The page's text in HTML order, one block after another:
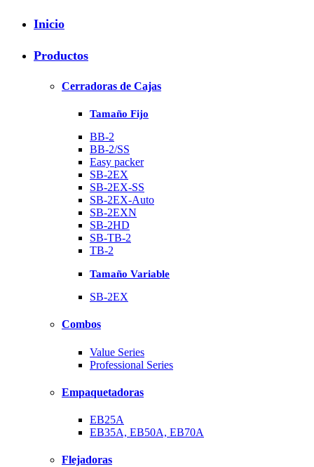
Inicio
Productos
Cerradoras de Cajas
Tamaño Fijo
BB-2
BB-2/SS
Easy packer
SB-2EX
SB-2EX-SS
SB-2EX-Auto
SB-2EXN
SB-2HD
SB-TB-2
TB-2
Tamaño Variable
SB-2EX
Combos
Value Series
Professional Series
Empaquetadoras
EB25A
EB35A, EB50A, EB70A
Flejadoras